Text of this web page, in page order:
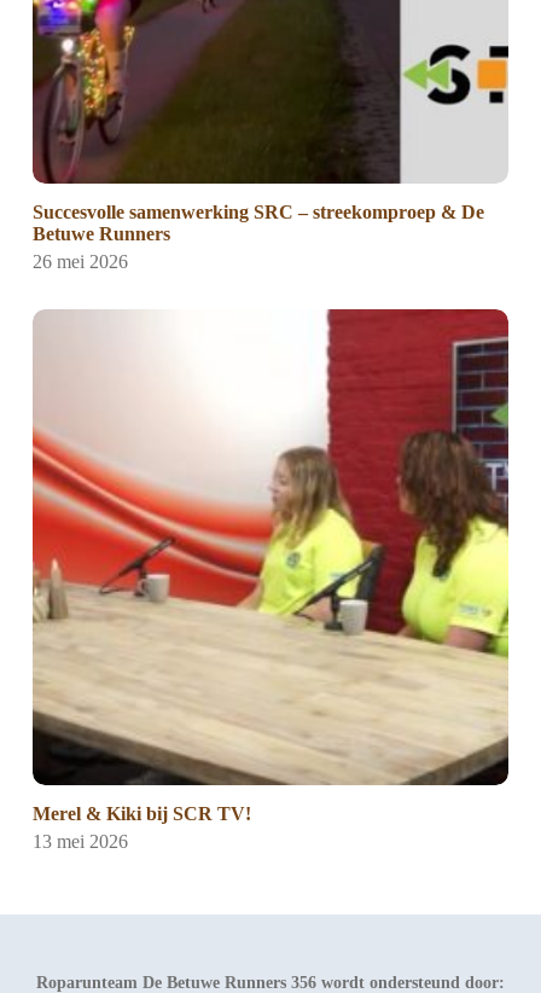
Succesvolle samenwerking SRC – streekomproep & De
Betuwe Runners
26 mei 2026
Merel & Kiki bij SCR TV!
13 mei 2026
Roparunteam De Betuwe Runners 356 wordt ondersteund door: